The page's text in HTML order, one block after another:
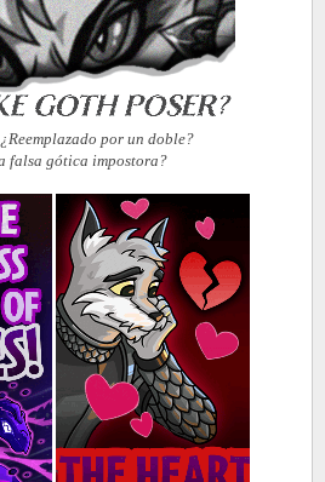
por un doble?
falsa gótica impostora?